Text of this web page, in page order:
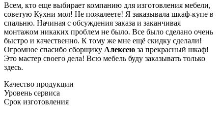
Всем, кто еще выбирает компанию для изготовления мебели,
советую Кухни мол! Не пожалеете! Я заказывала шкаф-купе в
спальню. Начиная с обсуждения заказа и заканчивая
монтажом никаких проблем не было. Все было сделано очень
быстро и качественно. К тому же мне ещё скидку сделали!
Огромное спасибо сборщику Алексею за прекрасный шкаф!
Это мастер своего дела! Всю мебель буду заказывать только
здесь.
Качество продукции
Уровень сервиса
Срок изготовления